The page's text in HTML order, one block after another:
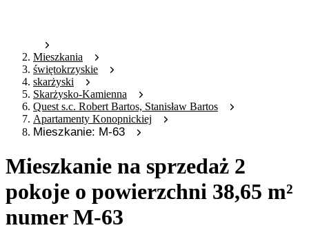
Mieszkania
świętokrzyskie
skarżyski
Skarżysko-Kamienna
Quest s.c. Robert Bartos, Stanisław Bartos
Apartamenty Konopnickiej
Mieszkanie: M-63
Mieszkanie na sprzedaż 2
pokoje o powierzchni 38,65 m²
numer M-63